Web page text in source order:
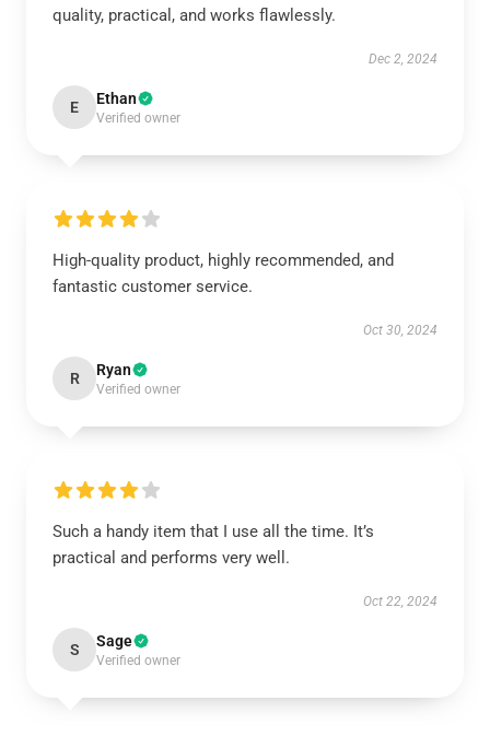
quality, practical, and works flawlessly.
Dec 2, 2024
E Ethan
Verified owner
High-quality product, highly recommended, and
fantastic customer service.
Oct 30, 2024
R Ryan
Verified owner
Such a handy item that I use all the time. It’s
practical and performs very well.
Oct 22, 2024
S Sage
Verified owner